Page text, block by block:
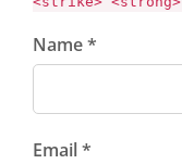
Name *
Email *